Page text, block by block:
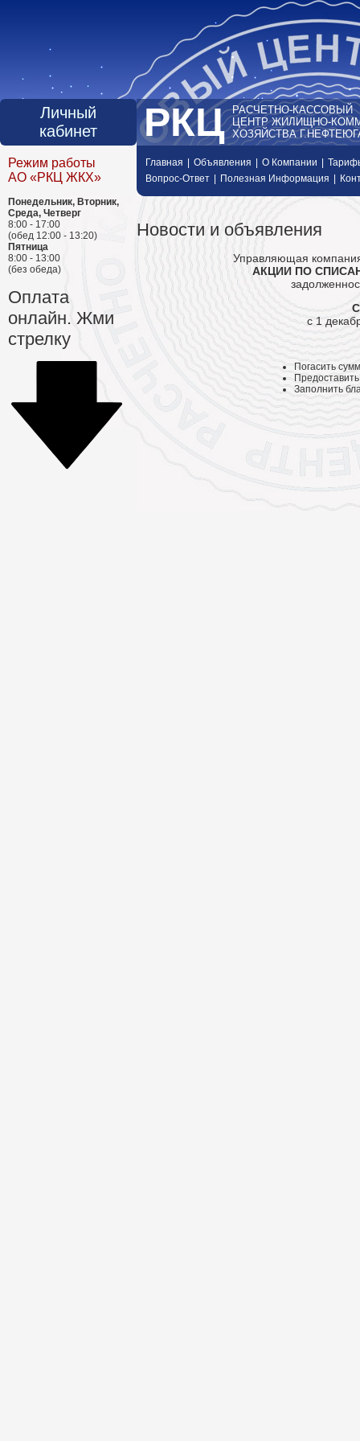
Личный
кабинет
РКЦ РАСЧЕТНО-КАССОВЫЙ
ЦЕНТР ЖИЛИЩНО-
ХОЗЯЙСТВА
Режим работы
АО «РКЦ ЖКХ»
Главная Объявления О Компании
Вопрос-Ответ
Полезная Информация
Понедельник, Вторник,
Среда, Четверг
8:00 - 17:00
(обед 12:00 - 13:20)
Пятница
8:00 - 13:00
(без обеда)
Оплата
онлайн. Жми
стрелку
Новости и объявления
Управляющая
АКЦИИ ПО
с 1
Погасить
Заполнить